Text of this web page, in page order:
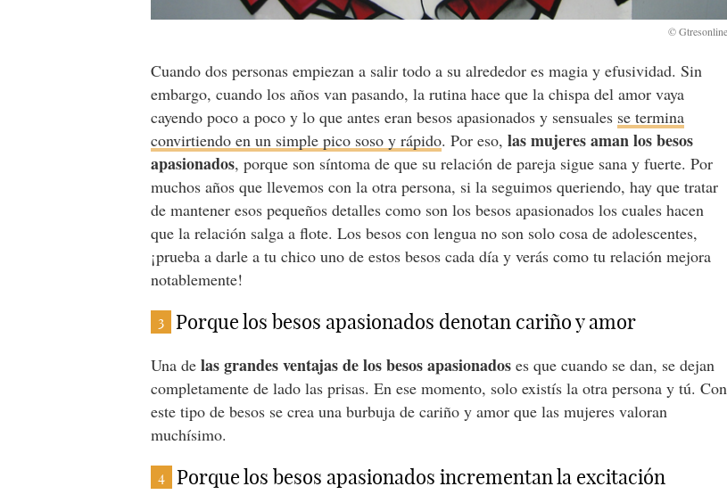
Cuando dos personas empiezan a salir todo a su alrededor es magia y efusividad. Sin
embargo, cuando los años van pasando, la rutina hace que la chispa del amor vaya
cayendo poco a poco y lo que antes eran besos apasionados y sensuales se termina
convirtiendo en un simple pico soso y rápido. Por eso, las mujeres aman los besos
apasionados, porque son síntoma de que su relación de pareja sigue sana y fuerte. Por
muchos años que llevemos con la otra persona, si la seguimos queriendo, hay que tratar
de mantener esos pequeños detalles como son los besos apasionados los cuales hacen
que la relación salga a flote. Los besos con lengua no son solo cosa de adolescentes,
¡prueba a darle a tu chico uno de estos besos cada día y verás como tu relación mejora
notablemente!
3 Porque los besos apasionados denotan cariño y amor
Una delas grandes ventajas de los besos apasionados es que cuando se dan, se dejan
completamente de lado las prisas. En ese momento, solo existís la otra persona y tú. Con
este tipo de besos se crea una burbuja de cariño y amor que las mujeres valoran
muchísimo.
4 Porque los besos apasionados incrementan la excitación